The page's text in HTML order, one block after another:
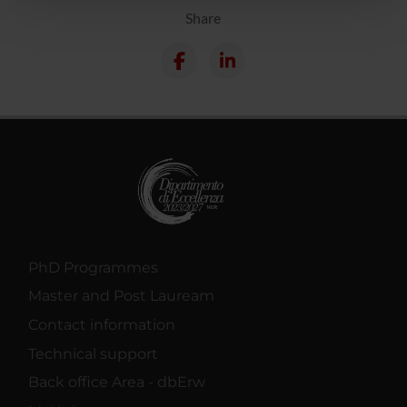
raccolto dal tuo utilizzo dei loro servizi.
Share
PhD Programmes
Master and Post Lauream
Contact information
Technical support
Back office Area - dbErw